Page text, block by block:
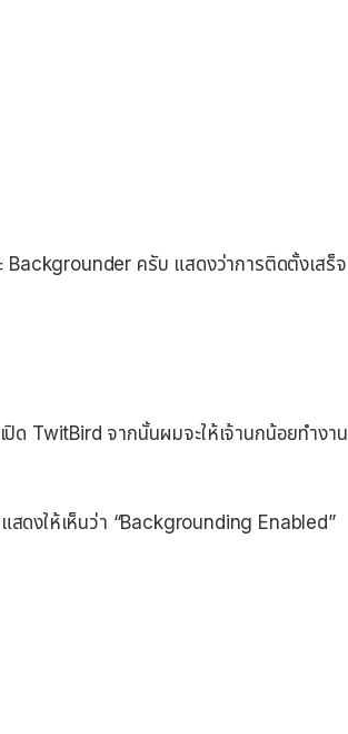
Backgrounder ครับ แสดงว่าการติดตั้งเสร็จ
ด TwitBird จากนั้นผมจะให้เจ้านกน้อยทำงาน
สดงให้เห็นว่า “Backgrounding Enabled”